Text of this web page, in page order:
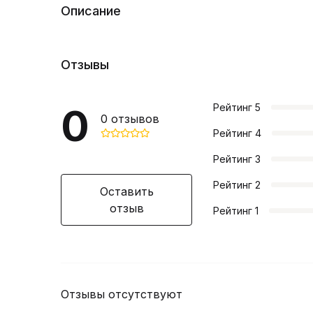
Описание
Отзывы
0 0 отзывов
Оставить
отзыв
Рейтинг5
Рейтинг4
Рейтинг3
Рейтинг2
Рейтинг1
Отзывы отсутствуют